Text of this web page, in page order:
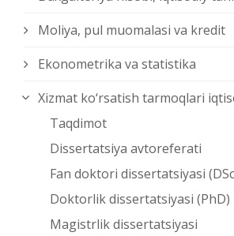
Moliya, pul muomalasi va kredit
Ekonometrika va statistika
Xizmat kо‘rsatish tarmoqlari
Taqdimot
Dissertatsiya avtoreferati
Fan doktori dissertatsiyasi
Doktorlik dissertatsiyasi (PhD)
Magistrlik dissertatsiyasi